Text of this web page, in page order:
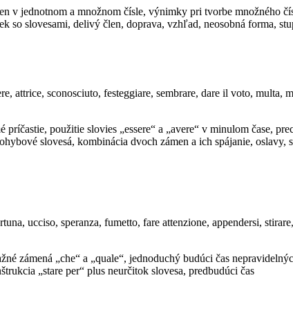
v jednotnom a množnom čísle, výnimky pri tvorbe množného
slovesami, delivý člen, doprava, vzhľad, neosobná forma,
attrice, sconosciuto, festeggiare, sembrare, dare il voto, multa,
použitie slovies „essere“ a „avere“ v minulom čase,
slovesá, kombinácia dvoch zámen a ich spájanie,
ucciso, speranza, fumetto, fare attenzione, appendersi,
zámená „che“ a „quale“, jednoduchý budúci čas
„stare per“ plus neurčitok slovesa, predbudúci čas